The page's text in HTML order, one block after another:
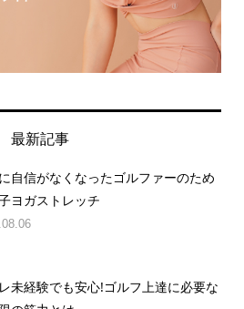
最新記事
自信がなくなったゴルファーのため
ヨガストレッチ
未経験でも安心!ゴルフ上達に必要な